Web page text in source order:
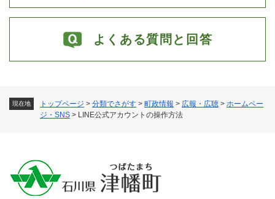
現在地 トップページ > 分類でさがす > 町政情報 > 広報・広聴 > ホームペー
ジ・SNS > LINE公式アカウントの操作方法
よくある質問と回答